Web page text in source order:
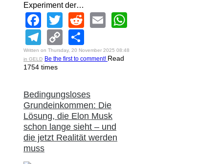
Experiment der…
Facebook
TwitterReddit
Email
Telegram
Copy
Link
Written on Thursday, 20 November 2025 08:48
in GELD Be the first to comment! Read
1754 times
Bedingungsloses
Grundeinkommen: Die
Lösung, die Elon Musk
schon lange sieht – und
die jetzt Realität werden
muss